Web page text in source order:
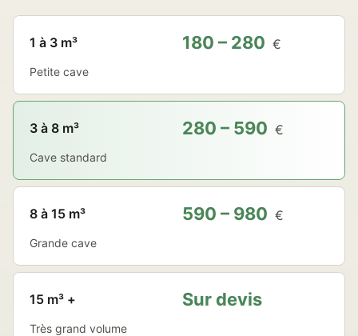
1 à 3 m³ 180 – 280 €
Petite cave
3 à 8 m³ 280 – 590 €
Cave standard
8 à 15 m³ 590 – 980 €
Grande cave
15 m³ + Sur devis
Très grand volume